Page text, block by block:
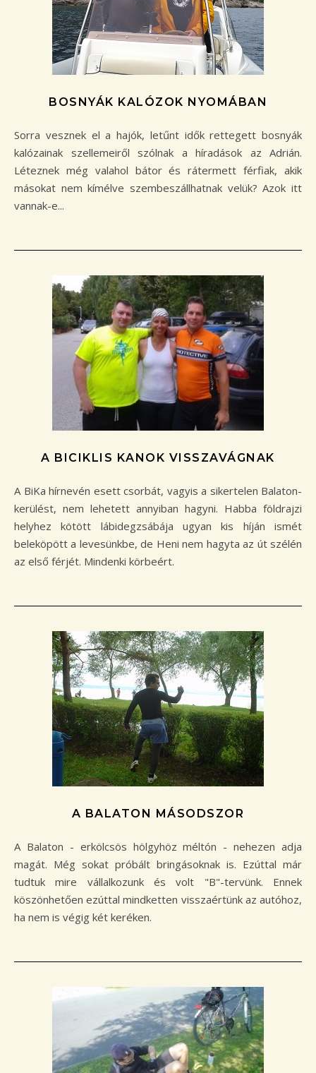
BOSNYÁK KALÓZOK NYOMÁBAN
Sorra vesznek el a hajók, letűnt idők rettegett bosnyák
kalózainak szellemeiről szólnak a híradások az Adrián.
Léteznek még valahol bátor és rátermett férfiak, akik
másokat nem kímélve szembeszállhatnak velük? Azok itt
vannak-e...
A BICIKLIS KANOK VISSZAVÁGNAK
A BiKa hírnevén esett csorbát, vagyis a sikertelen Balaton-
kerülést, nem lehetett annyiban hagyni. Habba földrajzi
helyhez kötött lábidegzsábája ugyan kis híján ismét
beleköpött a levesünkbe, de Heni nem hagyta az út szélén
az első férjét. Mindenki körbeért.
A BALATON MÁSODSZOR
A Balaton - erkölcsös hölgyhöz méltón - nehezen adja
magát. Még sokat próbált bringásoknak is. Ezúttal már
tudtuk mire vállalkozunk és volt "B"-tervünk. Ennek
köszönhetően ezúttal mindketten visszaértünk az autóhoz,
ha nem is végig két keréken.